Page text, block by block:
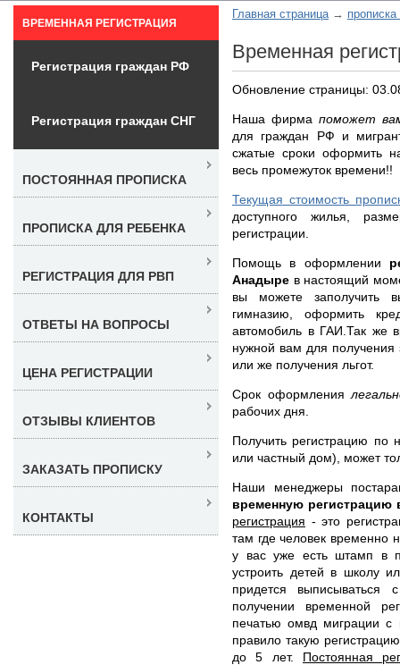
Главная страница
Временная
Обновление страницы:
Наша фирма поможет
для граждан РФ и
сжатые сроки оформить
весь промежуток времени!!
Текущая стоимость
доступного жилья,
регистрации.
Помощь в оформлении
Анадыре в настоящий
вы можете заполучить
гимназию, оформить
автомобиль в ГАИ.Так же
нужной вам для
или же получения льгот.
Срок оформления
рабочих дня.
Получить регистрацию по
или частный дом), может
Наши менеджеры
временную
регистрация - это
там где человек временно
у вас уже есть штамп в
устроить детей в школу
придется выписываться
получении временной
печатью омвд миграции с
правило такую
до 5 лет. Постоянная
ВРЕМЕННАЯ РЕГИСТРАЦИЯ
Регистрация граждан РФ
Регистрация граждан СНГ
ПОСТОЯННАЯ ПРОПИСКА
ПРОПИСКА ДЛЯ РЕБЕНКА
РЕГИСТРАЦИЯ ДЛЯ РВП
ОТВЕТЫ НА ВОПРОСЫ
ЦЕНА РЕГИСТРАЦИИ
ОТЗЫВЫ КЛИЕНТОВ
ЗАКАЗАТЬ ПРОПИСКУ
КОНТАКТЫ